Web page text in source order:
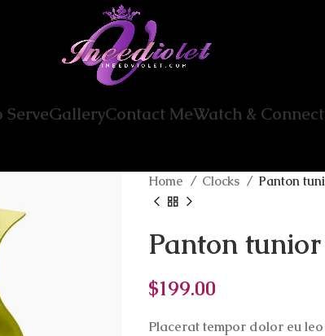
GalleryContact MeWatch & Connect
Home Clocks Panton
Panton
$199.00
Placerat tempor dolor eu